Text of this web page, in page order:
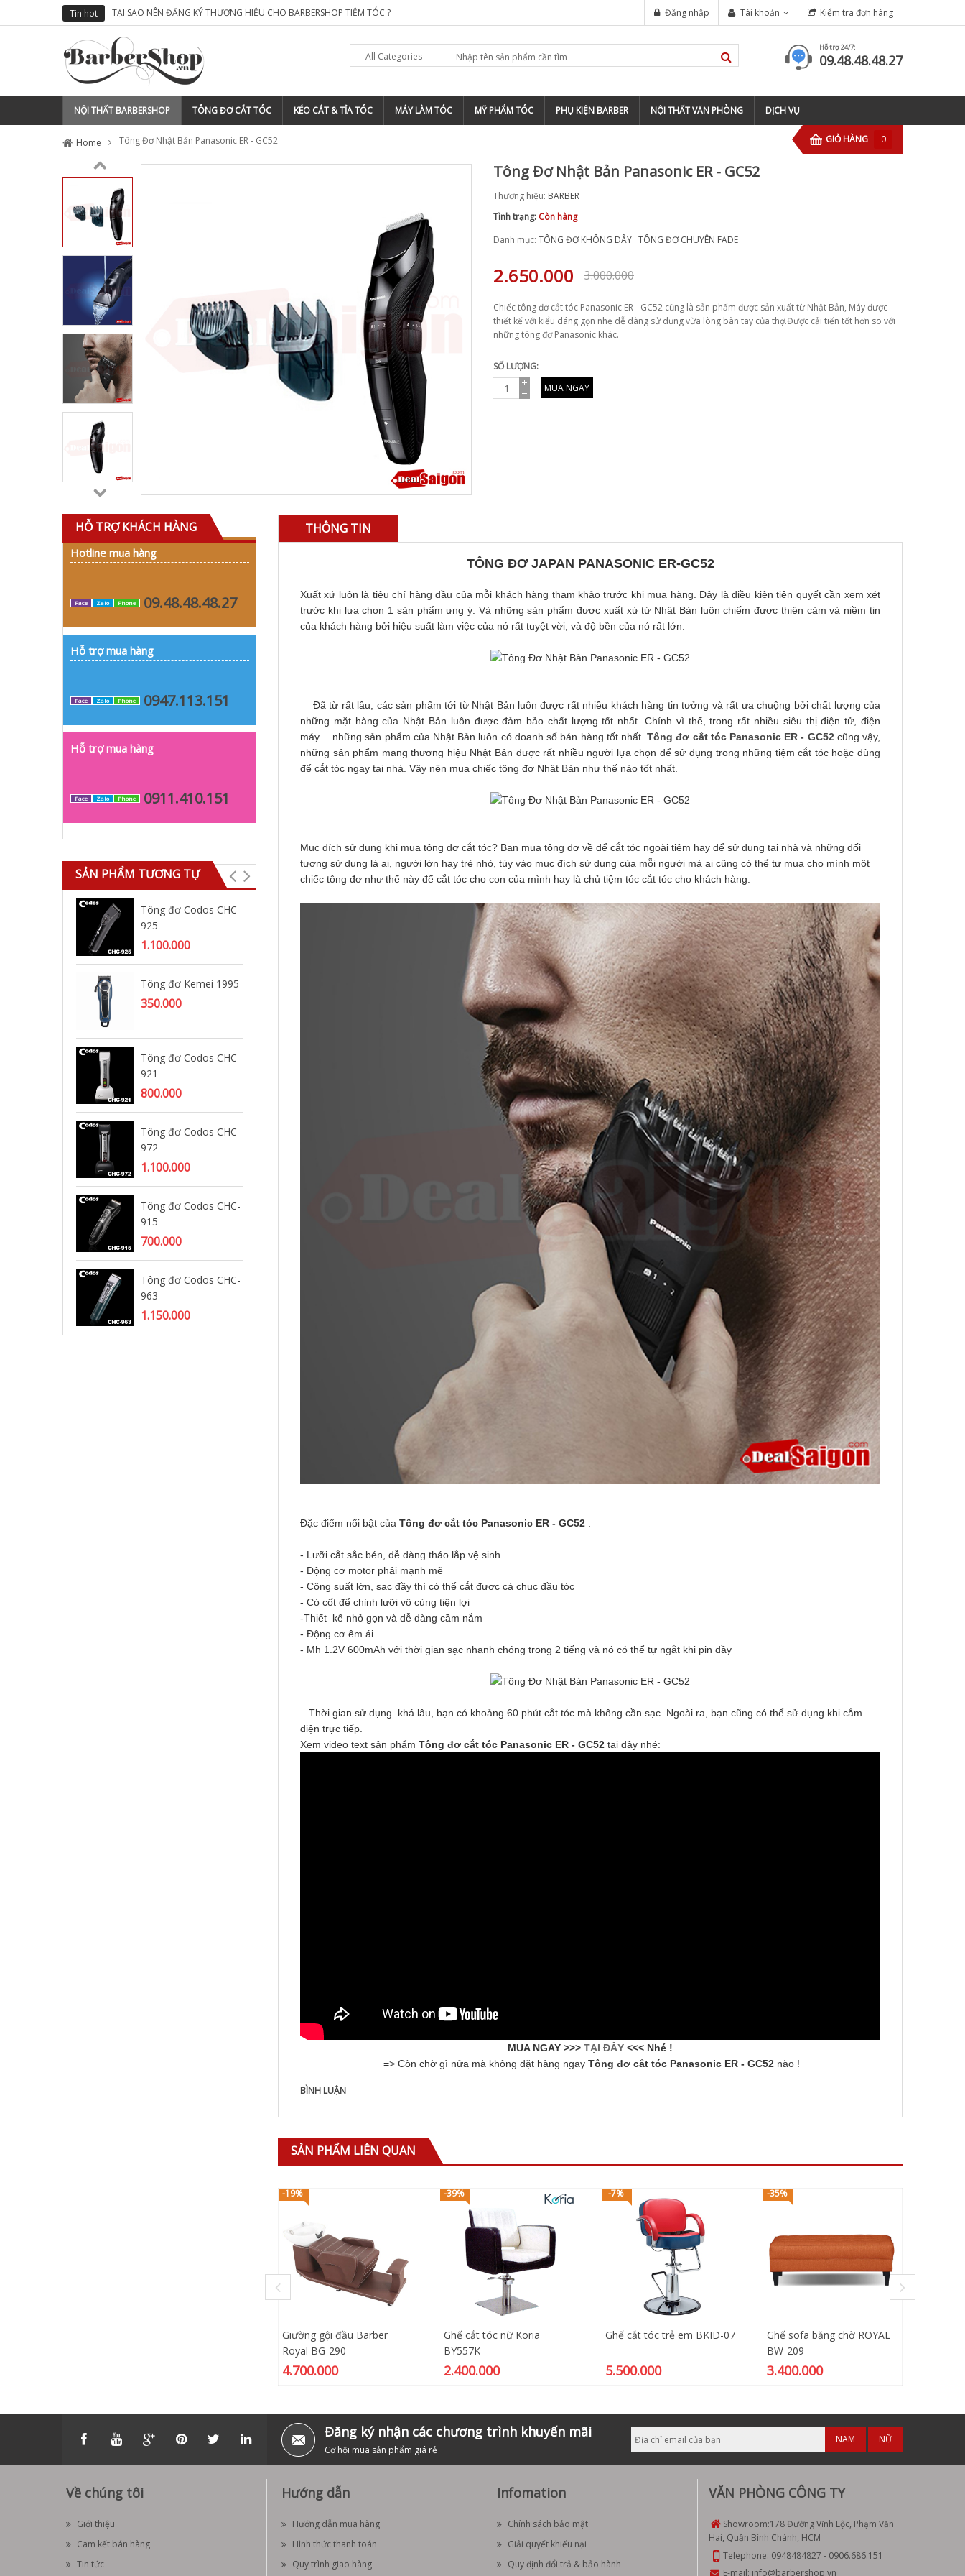
Tin hot TẠI SAO NÊN ĐĂNG KÝ THƯƠNG HIỆU CHO BARBERSHOP TIỆM TÓC ? TOP 5 ĐỊA CHỈ ĐÀO TẠO BARBER CHUYÊN NGHIỆP TẠI TP HỒ CHÍ MINH tông đơ wahl magic clip
Kiểm tra đơn hàng
Tài khoản
Đăng nhập
All Categories
Hỗ trợ 24/7:
09.48.48.48.27
NỘI THẤT BARBERSHOP TÔNG ĐƠ CẮT TÓC KÉO CẮT & TỈA TÓC MÁY LÀM TÓC MỸ PHẨM TÓC PHỤ KIỆN BARBER NỘI THẤT VĂN PHÒNG DỊCH VỤ
GIỎ HÀNG 0
Home Tông Đơ Nhật Bản Panasonic ER - GC52
Tông Đơ Nhật Bản Panasonic ER - GC52
Thương hiệu: BARBER
Tình trạng: Còn hàng
Danh mục: TÔNG ĐƠ KHÔNG DÂY TÔNG ĐƠ CHUYÊN FADE
3.000.000
2.650.000
Chiếc tông đơ cắt tóc Panasonic ER - GC52 cũng là sản phẩm được sản xuất từ Nhật Bản, Máy được
thiết kế với kiểu dáng gọn nhẹ dễ dàng sử dụng vừa lòng bàn tay của thợ.Được cải tiến tốt hơn so với
những tông đơ Panasonic khác.
SỐ LƯỢNG:
MUA NGAY
HỖ TRỢ KHÁCH HÀNG
Hotline mua hàng
Face Zalo Phone 09.48.48.48.27
Hỗ trợ mua hàng
Face Zalo Phone 0947.113.151
Hỗ trợ mua hàng
Face Zalo Phone 0911.410.151
SẢN PHẨM TƯƠNG TỰ
Tông đơ Codos CHC-
925
1.100.000
Tông đơ Kemei 1995
350.000
Tông đơ Codos CHC-
921
800.000
Tông đơ Codos CHC-
972
1.100.000
Tông đơ Codos CHC-
915
700.000
Tông đơ Codos CHC-
963
1.150.000
THÔNG TIN
TÔNG ĐƠ JAPAN PANASONIC ER-GC52
Xuất xứ luôn là tiêu chí hàng đầu của mỗi khách hàng tham khảo trước khi mua hàng. Đây là điều kiện tiên quyết cần xem xét
trước khi lựa chọn 1 sản phẩm ưng ý. Và những sản phẩm được xuất xứ từ Nhật Bản luôn chiếm được thiện cảm và niềm tin
của khách hàng bởi hiệu suất làm việc của nó rất tuyệt vời, và độ bền của nó rất lớn.
Đã từ rất lâu, các sản phẩm tới từ Nhật Bản luôn được rất nhiều khách hàng tin tưởng và rất ưa chuộng bởi chất lượng của
những mặt hàng của Nhật Bản luôn được đảm bảo chất lượng tốt nhất. Chính vì thế, trong rất nhiều siêu thị điện tử, điện
máy… những sản phẩm của Nhật Bản luôn có doanh số bán hàng tốt nhất.Tông đơ cắt tóc Panasonic ER - GC52 cũng vậy,
những sản phẩm mang thương hiệu Nhật Bản được rất nhiều người lựa chọn để sử dụng trong những tiệm cắt tóc hoặc dùng
để cắt tóc ngay tại nhà. Vậy nên mua chiếc tông đơ Nhật Bản như thế nào tốt nhất.
Mục đích sử dụng khi mua tông đơ cắt tóc? Bạn mua tông đơ về để cắt tóc ngoài tiệm hay để sử dụng tại nhà và những đối
tượng sử dụng là ai, người lớn hay trẻ nhỏ, tùy vào mục đích sử dụng của mỗi người mà ai cũng có thể tự mua cho mình một
chiếc tông đơ như thế này để cắt tóc cho con của mình hay là chủ tiệm tóc cắt tóc cho khách hàng.
Đặc điểm nổi bật của Tông đơ cắt tóc Panasonic ER - GC52 :
- Lưỡi cắt sắc bén, dễ dàng tháo lắp vệ sinh
- Động cơ motor phải mạnh mẽ
- Công suất lớn, sạc đầy thì có thể cắt được cả chục đầu tóc
- Có cốt để chỉnh lưỡi vô cùng tiện lợi
-Thiết kế nhỏ gọn và dễ dàng cầm nắm
- Động cơ êm ái
- Mh 1.2V 600mAh với thời gian sạc nhanh chóng trong 2 tiếng và nó có thể tự ngắt khi pin đầy
Thời gian sử dụng khá lâu, bạn có khoảng 60 phút cắt tóc mà không cần sạc. Ngoài ra, bạn cũng có thể sử dụng khi cắm
điện trực tiếp.
Xem video text sản phẩm Tông đơ cắt tóc Panasonic ER - GC52 tại đây nhé:
MUA NGAY >>> TẠI ĐÂY <<< Nhé !
=> Còn chờ gì nửa mà không đặt hàng ngay Tông đơ cắt tóc Panasonic ER - GC52 nào !
BÌNH LUẬN
SẢN PHẨM LIÊN QUAN
-19%
Giường gội đầu Barber
Royal BG-290
4.700.000
-39%
Ghế cắt tóc nữ Koria
BY557K
2.400.000
-7%
Ghế cắt tóc trẻ em BKID-07
5.500.000
-35%
Ghế sofa băng chờ ROYAL
BW-209
3.400.000
Đăng ký nhận các chương trình khuyến mãi
Cơ hội mua sản phẩm giá rẻ
NAM NỮ
Về chúng tôi
Giới thiệu
Cam kết bán hàng
Tin tức
Hướng dẫn
Hướng dẫn mua hàng
Hình thức thanh toán
Quy trình giao hàng
Infomation
Chính sách bảo mật
Giải quyết khiếu nại
Quy định đổi trả & bảo hành
VĂN PHÒNG CÔNG TY
Showroom:178 Đường Vĩnh Lộc, Phạm Văn
Hai, Quận Bình Chánh, HCM
Telephone: 0948484827 - 0906.686.151
E-mail: info@barbershop.vn